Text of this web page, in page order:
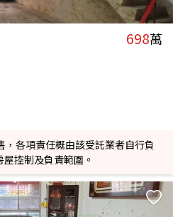
698萬
各項責任概由該受託業者自行負
控制及負責範圍。